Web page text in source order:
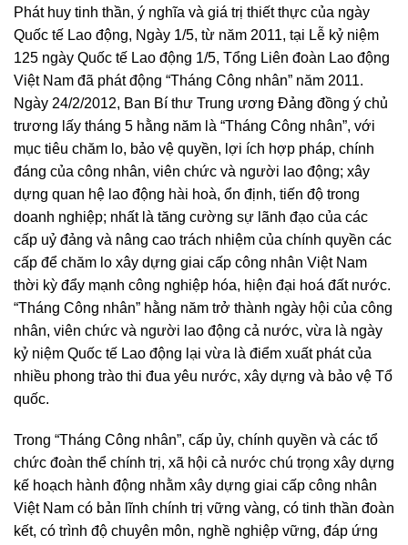
Phát huy tinh thần, ý nghĩa và giá trị thiết thực của ngày
Quốc tế Lao động, Ngày 1/5, từ năm 2011, tại Lễ kỷ niệm
125 ngày Quốc tế Lao động 1/5, Tổng Liên đoàn Lao động
Việt Nam đã phát động “Tháng Công nhân” năm 2011.
Ngày 24/2/2012, Ban Bí thư Trung ương Đảng đồng ý chủ
trương lấy tháng 5 hằng năm là “Tháng Công nhân”, với
mục tiêu chăm lo, bảo vệ quyền, lợi ích hợp pháp, chính
đáng của công nhân, viên chức và người lao động; xây
dựng quan hệ lao động hài hoà, ổn định, tiến độ trong
doanh nghiệp; nhất là tăng cường sự lãnh đạo của các
cấp uỷ đảng và nâng cao trách nhiệm của chính quyền các
cấp để chăm lo xây dựng giai cấp công nhân Việt Nam
thời kỳ đẩy mạnh công nghiệp hóa, hiện đại hoá đất nước.
“Tháng Công nhân” hằng năm trở thành ngày hội của công
nhân, viên chức và người lao động cả nước, vừa là ngày
kỷ niệm Quốc tế Lao động lại vừa là điểm xuất phát của
nhiều phong trào thi đua yêu nước, xây dựng và bảo vệ Tổ
quốc.
Trong “Tháng Công nhân”, cấp ủy, chính quyền và các tổ
chức đoàn thể chính trị, xã hội cả nước chú trọng xây dựng
kế hoạch hành động nhằm xây dựng giai cấp công nhân
Việt Nam có bản lĩnh chính trị vững vàng, có tinh thần đoàn
kết, có trình độ chuyên môn, nghề nghiệp vững, đáp ứng